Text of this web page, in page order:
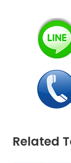
Related